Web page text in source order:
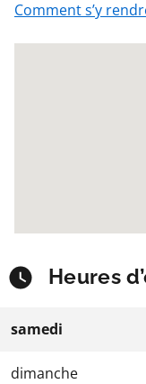
Comment s’y
Heures
samedi
dimanche